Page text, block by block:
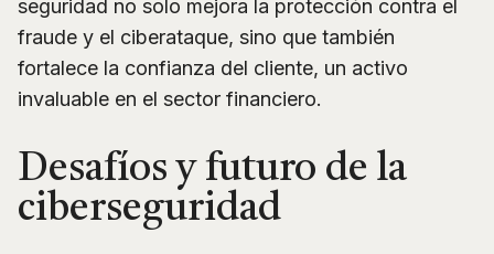
seguridad no solo mejora la protección contra el
fraude y el ciberataque, sino que también
fortalece la confianza del cliente, un activo
invaluable en el sector financiero.
Desafíos y futuro de la
ciberseguridad